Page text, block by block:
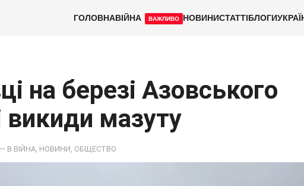
ГОЛОВНАВІЙНА ВАЖЛИВО НОВИНИСТАТТІБЛОГИ
на березі Азовського
викиди мазуту
В ВІЙНА НОВИНИ ОБЩЕСТВО